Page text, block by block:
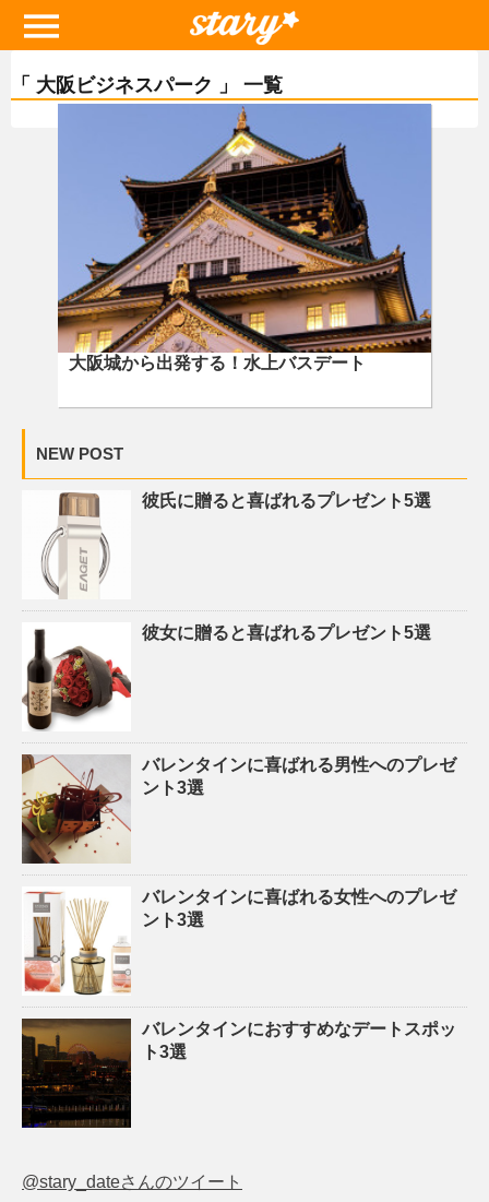
「 大阪ビジネスパーク 」 一覧
大阪城から出発する！水上バスデート
NEW POST
彼氏に贈ると喜ばれるプレゼント5選
彼女に贈ると喜ばれるプレゼント5選
バレンタインに喜ばれる男性へのプレゼ
ント3選
バレンタインに喜ばれる女性へのプレゼ
ント3選
バレンタインにおすすめなデートスポッ
ト3選
@stary_dateさんのツイート